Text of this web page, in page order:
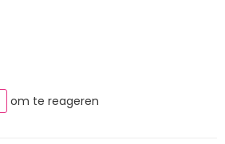
om te reageren